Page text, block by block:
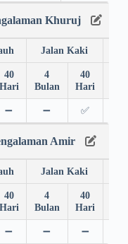
Khuruj
Jalan Kaki
40
Hari
4
Bulan
40
Hari
➖ ➖ ✅
Amir
Jalan Kaki
40
Hari
4
Bulan
40
Hari
➖ ➖ ➖